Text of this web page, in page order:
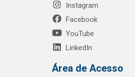
Instagram
Facebook
YouTube
LinkedIn
Área de Acesso